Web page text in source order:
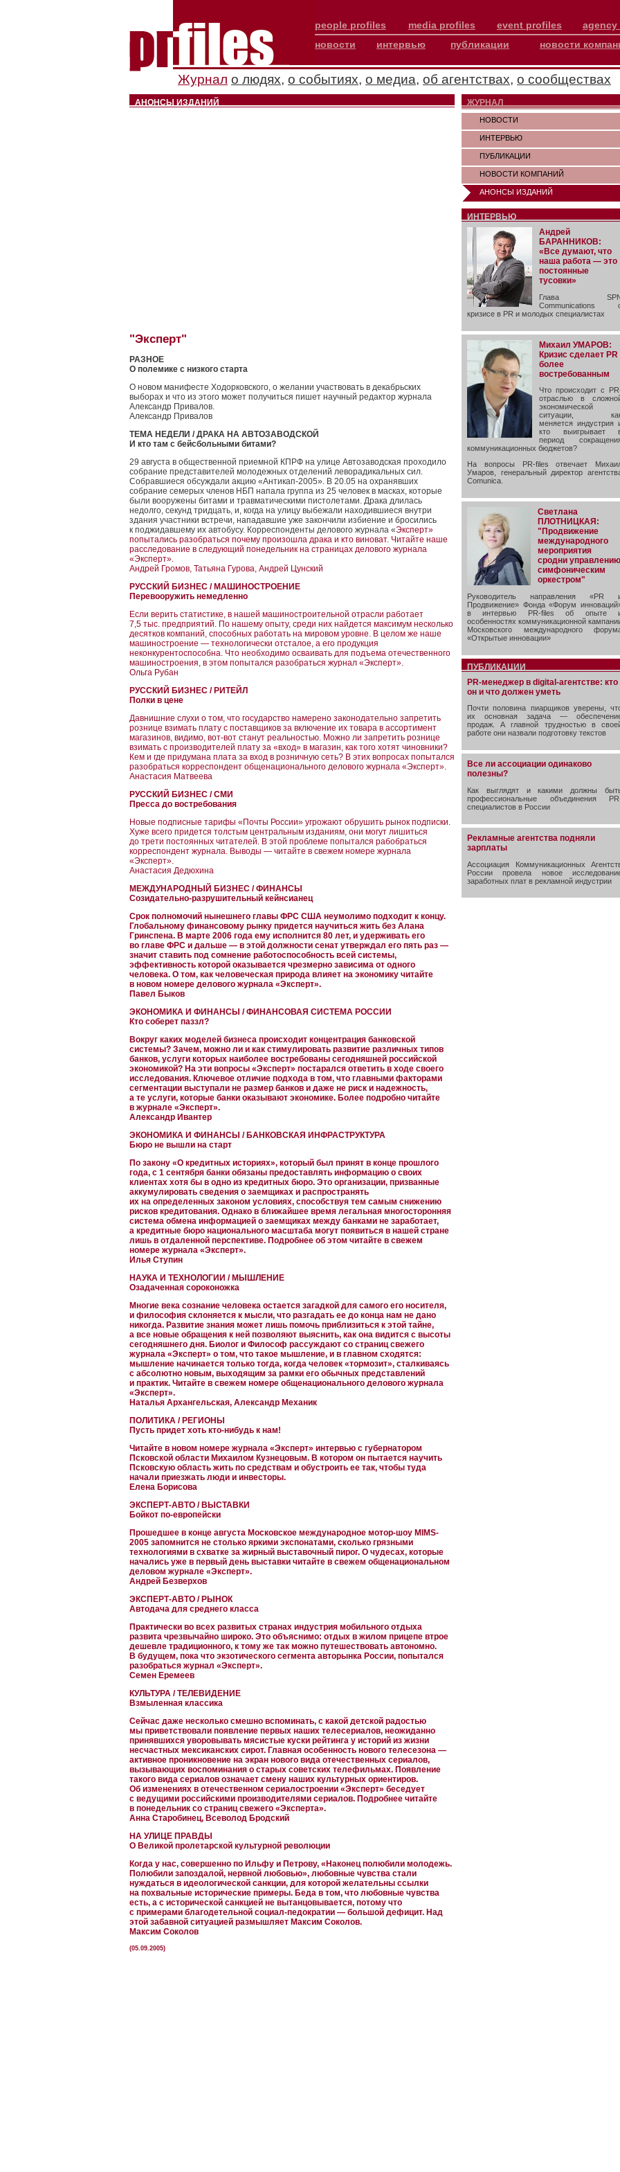
people profiles media profiles event profiles agency
новости
интервью публикации новости
Журнал о людях, о событиях, о медиа, об агентствах, о сообществах
АНОНСЫ ИЗДАНИЙ
"Эксперт"
РАЗНОЕ
О полемике с низкого старта
О новом манифесте Ходорковского, о желании участвовать в декабрьских
выборах и что из этого может получиться пишет научный редактор журнала
Александр Привалов.
Александр Привалов
ТЕМА НЕДЕЛИ / ДРАКА НА АВТОЗАВОДСКОЙ
И кто там с бейсбольными битами?
29 августа в общественной приемной КПРФ на улице Автозаводская проходило
собрание представителей молодежных отделений леворадикальных сил.
Собравшиеся обсуждали акцию «Антикап-2005». В 20.05 на охранявших
собрание семерых членов НБП напала группа из 25 человек в масках, которые
были вооружены битами и травматическими пистолетами. Драка длилась
недолго, секунд тридцать, и, когда на улицу выбежали находившиеся внутри
здания участники встречи, нападавшие уже закончили избиение и бросились
к поджидавшему их автобусу. Корреспонденты делового журнала «Эксперт»
попытались разобраться почему произошла драка и кто виноват. Читайте наше
расследование в следующий понедельник на страницах делового журнала
«Эксперт».
Андрей Громов, Татьяна Гурова, Андрей Цунский
РУССКИЙ БИЗНЕС / МАШИНОСТРОЕНИЕ
Перевооружить немедленно
Если верить статистике, в нашей машиностроительной отрасли работает
7,5 тыс. предприятий. По нашему опыту, среди них найдется максимум несколько
десятков компаний, способных работать на мировом уровне. В целом же наше
машиностроение — технологически отсталое, а его продукция
неконкурентоспособна. Что необходимо осваивать для подъема отечественного
машиностроения, в этом попытался разобраться журнал «Эксперт».
Ольга Рубан
РУССКИЙ БИЗНЕС / РИТЕЙЛ
Полки в цене
Давнишние слухи о том, что государство намерено законодательно запретить
рознице взимать плату с поставщиков за включение их товара в ассортимент
магазинов, видимо, вот-вот станут реальностью. Можно ли запретить рознице
взимать с производителей плату за «вход» в магазин, как того хотят чиновники?
Кем и где придумана плата за вход в розничную сеть? В этих вопросах попытался
разобраться корреспондент общенационального делового журнала «Эксперт».
Анастасия Матвеева
РУССКИЙ БИЗНЕС / СМИ
Пресса до востребования
Новые подписные тарифы «Почты России» угрожают обрушить рынок подписки.
Хуже всего придется толстым центральным изданиям, они могут лишиться
до трети постоянных читателей. В этой проблеме попытался рабобраться
корреспондент журнала. Выводы — читайте в свежем номере журнала
«Эксперт».
Анастасия Дедюхина
МЕЖДУНАРОДНЫЙ БИЗНЕС / ФИНАНСЫ
Созидательно-разрушительный кейнсианец
Срок полномочий нынешнего главы ФРС США неумолимо подходит к концу.
Глобальному финансовому рынку придется научиться жить без Алана
Гринспена. В марте 2006 года ему исполнится 80 лет, и удерживать его
во главе ФРС и дальше — в этой должности сенат утверждал его пять раз —
значит ставить под сомнение работоспособность всей системы,
эффективность которой оказывается чрезмерно зависима от одного
человека. О том, как человеческая природа влияет на экономику читайте
в новом номере делового журнала «Эксперт».
Павел Быков
ЭКОНОМИКА И ФИНАНСЫ / ФИНАНСОВАЯ СИСТЕМА РОССИИ
Кто соберет паззл?
Вокруг каких моделей бизнеса происходит концентрация банковской
системы? Зачем, можно ли и как стимулировать развитие различных типов
банков, услуги которых наиболее востребованы сегодняшней российской
экономикой? На эти вопросы «Эксперт» постарался ответить в ходе своего
исследования. Ключевое отличие подхода в том, что главными факторами
сегментации выступали не размер банков и даже не риск и надежность,
а те услуги, которые банки оказывают экономике. Более подробно читайте
в журнале «Эксперт».
Александр Ивантер
ЭКОНОМИКА И ФИНАНСЫ / БАНКОВСКАЯ ИНФРАСТРУКТУРА
Бюро не вышли на старт
По закону «О кредитных историях», который был принят в конце прошлого
года, с 1 сентября банки обязаны предоставлять информацию о своих
клиентах хотя бы в одно из кредитных бюро. Это организации, призванные
аккумулировать сведения о заемщиках и распространять
их на определенных законом условиях, способствуя тем самым снижению
рисков кредитования. Однако в ближайшее время легальная многосторонняя
система обмена информацией о заемщиках между банками не заработает,
а кредитные бюро национального масштаба могут появиться в нашей стране
лишь в отдаленной перспективе. Подробнее об этом читайте в свежем
номере журнала «Эксперт».
Илья Ступин
НАУКА И ТЕХНОЛОГИИ / МЫШЛЕНИЕ
Озадаченная сороконожка
Многие века сознание человека остается загадкой для самого его носителя,
и философия склоняется к мысли, что разгадать ее до конца нам не дано
никогда. Развитие знания может лишь помочь приблизиться к этой тайне,
а все новые обращения к ней позволяют выяснить, как она видится с высоты
сегодняшнего дня. Биолог и Философ рассуждают со страниц свежего
журнала «Эксперт» о том, что такое мышление, и в главном сходятся:
мышление начинается только тогда, когда человек «тормозит», сталкиваясь
с абсолютно новым, выходящим за рамки его обычных представлений
и практик. Читайте в свежем номере общенационального делового журнала
«Эксперт».
Наталья Архангельская, Александр Механик
ПОЛИТИКА / РЕГИОНЫ
Пусть придет хоть кто-нибудь к нам!
Читайте в новом номере журнала «Эксперт» интервью с губернатором
Псковской области Михаилом Кузнецовым. В котором он пытается научить
Псковскую область жить по средствам и обустроить ее так, чтобы туда
начали приезжать люди и инвесторы.
Елена Борисова
ЭКСПЕРТ-АВТО / ВЫСТАВКИ
Бойкот по-европейски
Прошедшее в конце августа Московское международное мотор-шоу MIMS-
2005 запомнится не столько яркими экспонатами, сколько грязными
технологиями в схватке за жирный выставочный пирог. О чудесах, которые
начались уже в первый день выставки читайте в свежем общенациональном
деловом журнале «Эксперт».
Андрей Безверхов
ЭКСПЕРТ-АВТО / РЫНОК
Автодача для среднего класса
Практически во всех развитых странах индустрия мобильного отдыха
развита чрезвычайно широко. Это объяснимо: отдых в жилом прицепе втрое
дешевле традиционного, к тому же так можно путешествовать автономно.
В будущем, пока что экзотического сегмента авторынка России, попытался
разобраться журнал «Эксперт».
Семен Еремеев
КУЛЬТУРА / ТЕЛЕВИДЕНИЕ
Взмыленная классика
Сейчас даже несколько смешно вспоминать, с какой детской радостью
мы приветствовали появление первых наших телесериалов, неожиданно
принявшихся уворовывать мясистые куски рейтинга у историй из жизни
несчастных мексиканских сирот. Главная особенность нового телесезона —
активное проникновение на экран нового вида отечественных сериалов,
вызывающих воспоминания о старых советских телефильмах. Появление
такого вида сериалов означает смену наших культурных ориентиров.
Об изменениях в отечественном сериалостроении «Эксперт» беседует
с ведущими российскими производителями сериалов. Подробнее читайте
в понедельник со страниц свежего «Эксперта».
Анна Старобинец, Всеволод Бродский
НА УЛИЦЕ ПРАВДЫ
О Великой пролетарской культурной революции
Когда у нас, совершенно по Ильфу и Петрову, «Наконец полюбили молодежь.
Полюбили запоздалой, нервной любовью», любовные чувства стали
нуждаться в идеологической санкции, для которой желательны ссылки
на похвальные исторические примеры. Беда в том, что любовные чувства
есть, а с исторической санкцией не вытанцовывается, потому что
с примерами благодетельной социал-педократии — большой дефицит. Над
этой забавной ситуацией размышляет Максим Соколов.
Максим Соколов
(05.09.2005)
ЖУРНАЛ
НОВОСТИ
ИНТЕРВЬЮ
ПУБЛИКАЦИИ
НОВОСТИ КОМПАНИЙ
АНОНСЫ ИЗДАНИЙ
ИНТЕРВЬЮ
Андрей
БАРАННИКОВ:
«Все думают, что
наша работа — это
постоянные
тусовки»
Глава
Communications
кризисе в PR и молодых специалистах
Михаил УМАРОВ:
Кризис сделает PR
более
востребованным
Что происходит с
отраслью в
экономической
ситуации,
меняется индустрия
кто выигрывает
период
коммуникационных бюджетов?
На вопросы PR-files отвечает
Умаров, генеральный директор
Comunica.
Светлана
ПЛОТНИЦКАЯ:
"Продвижение
международного
мероприятия
сродни управлению
симфоническим
оркестром"
Руководитель направления «PR
Продвижение» Фонда «Форум
в интервью PR-files об опыте
особенностях коммуникационной
Московского международного
«Открытые инновации»
ПУБЛИКАЦИИ
PR-менеджер в digital-агентстве: кто
он и что должен уметь
Почти половина пиарщиков уверены,
их основная задача —
продаж. А главной трудностью в
работе они назвали подготовку текстов
Все ли ассоциации одинаково
полезны?
Как выглядят и какими должны
профессиональные объединения
специалистов в России
Рекламные агентства подняли
зарплаты
Ассоциация Коммуникационных
России провела новое
заработных плат в рекламной индустрии